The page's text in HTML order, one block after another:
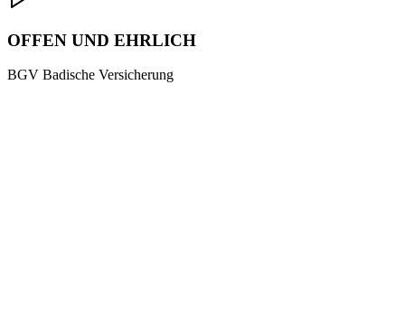
OFFEN UND EHRLICH
BGV Badische Versicherung